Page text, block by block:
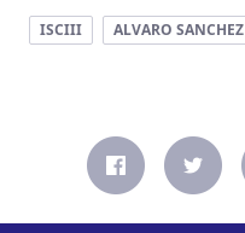
ISCIII ALVARO SANCHEZ